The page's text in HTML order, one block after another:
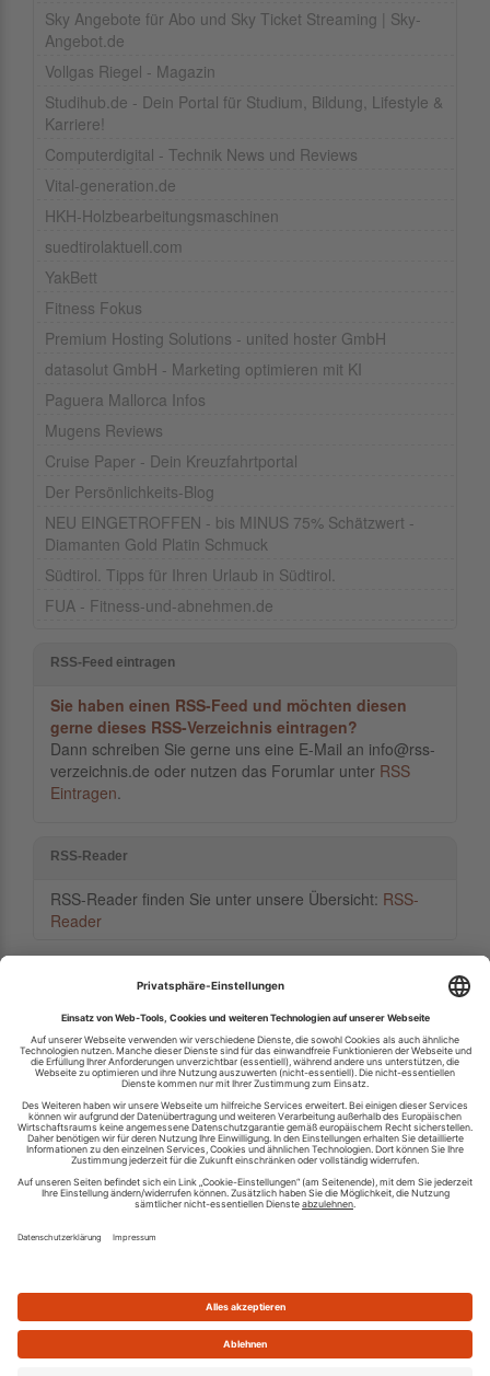
Sky Angebote für Abo und Sky Ticket Streaming | Sky-
Angebot.de
Vollgas Riegel - Magazin
Studihub.de - Dein Portal für Studium, Bildung, Lifestyle &
Karriere!
Computerdigital - Technik News und Reviews
Vital-generation.de
HKH-Holzbearbeitungsmaschinen
suedtirolaktuell.com
YakBett
Fitness Fokus
Premium Hosting Solutions - united hoster GmbH
datasolut GmbH - Marketing optimieren mit KI
Paguera Mallorca Infos
Mugens Reviews
Cruise Paper - Dein Kreuzfahrtportal
Der Persönlichkeits-Blog
NEU EINGETROFFEN - bis MINUS 75% Schätzwert -
Diamanten Gold Platin Schmuck
Südtirol. Tipps für Ihren Urlaub in Südtirol.
FUA - Fitness-und-abnehmen.de
RSS-Feed eintragen
Sie haben einen RSS-Feed und möchten diesen
gerne dieses RSS-Verzeichnis eintragen?
Dann schreiben Sie gerne uns eine E-Mail an info@rss-
verzeichnis.de oder nutzen das Forumlar unter RSS
Eintragen.
RSS-Reader
RSS-Reader finden Sie unter unsere Übersicht: RSS-
Reader
Ihren RSS-Feed veröffentlichen
RSS-Verzeichnis.de © 2003-2026
Impressum
Kontakt
Datenschutzinformation
Cookie-Einstellungen
Was ist ein RSS Feed?
Die besten RSS Reader